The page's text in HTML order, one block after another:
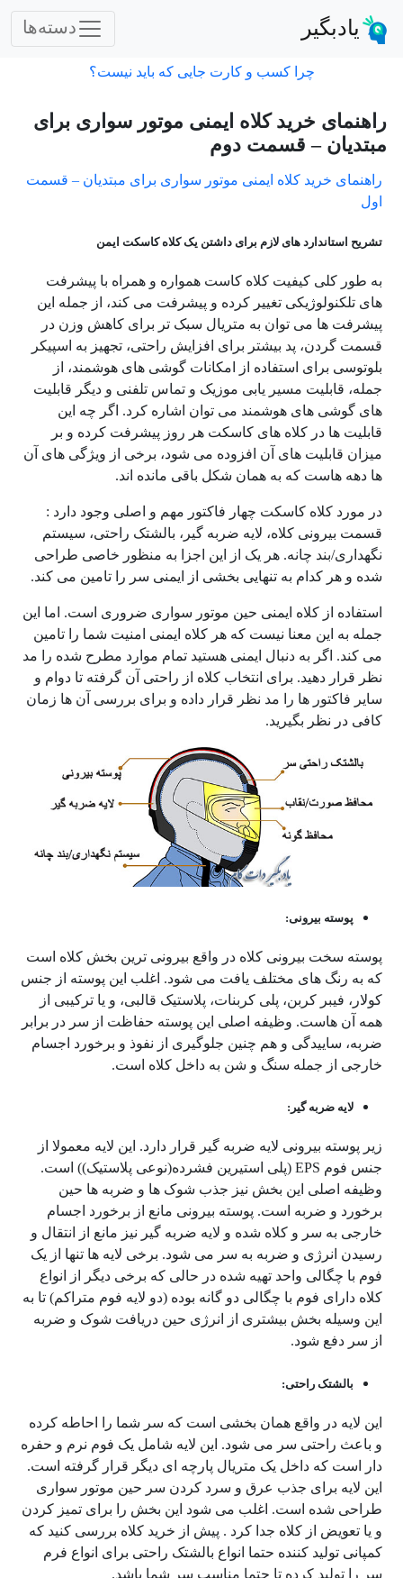
یادبگیر دسته‌ها
چرا کسب و کارت جایی که باید نیست؟
راهنمای خرید کلاه ایمنی موتور سواری برای
مبتدیان – قسمت دوم
راهنمای خرید کلاه ایمنی موتور سواری برای مبتدیان – قسمت
اول
تشریح استاندارد های لازم برای داشتن یک کلاه کاسکت ایمن
به طور کلی کیفیت کلاه کاست همواره و همراه با پیشرفت
های تلکنولوژیکی تغییر کرده و پیشرفت می کند، از جمله این
پیشرفت ها می توان به متریال سبک تر برای کاهش وزن در
قسمت گردن، پد بیشتر برای افزایش راحتی، تجهیز به اسپیکر
بلوتوسی برای استفاده از امکانات گوشی های هوشمند، از
جمله، قابلیت مسیر یابی موزیک و تماس تلفنی و دیگر قابلیت
های گوشی های هوشمند می توان اشاره کرد. اگر چه این
قابلیت ها در کلاه های کاسکت هر روز پیشرفت کرده و بر
میزان قابلیت های آن افزوده می شود، برخی از ویژگی های آن
ها دهه هاست که به همان شکل باقی مانده اند.
در مورد کلاه کاسکت چهار فاکتور مهم و اصلی وجود دارد :
قسمت بیرونی کلاه، لایه ضربه گیر، بالشتک راحتی، سیستم
نگهداری/بند چانه. هر یک از این اجزا به منظور خاصی طراحی
شده و هر کدام به تنهایی بخشی از ایمنی سر را تامین می کند.
استفاده از کلاه ایمنی حین موتور سواری ضروری است. اما این
جمله به این معنا نیست که هر کلاه ایمنی امنیت شما را تامین
می کند. اگر به دنبال ایمنی هستید تمام موارد مطرح شده را مد
نظر قرار دهید. برای انتخاب کلاه از راحتی آن گرفته تا دوام و
سایر فاکتور ها را مد نظر قرار داده و برای بررسی آن ها زمان
کافی در نظر بگیرید.
پوسته بیرونی:
پوسته سخت بیرونی کلاه در واقع بیرونی ترین بخش کلاه است
که به رنگ های مختلف یافت می شود. اغلب این پوسته از جنس
کولار، فیبر کربن، پلی کربنات، پلاستیک قالبی، و یا ترکیبی از
همه آن هاست. وظیفه اصلی این پوسته حفاظت از سر در برابر
ضربه، ساییدگی و هم چنین جلوگیری از نفوذ و برخورد اجسام
خارجی از جمله سنگ و شن به داخل کلاه است.
لایه ضربه گیر:
زیر پوسته بیرونی لایه ضربه گیر قرار دارد. این لایه معمولا از
جنس فوم EPS (پلی استیرین فشرده(نوعی پلاستیک)) است.
وظیفه اصلی این بخش نیز جذب شوک ها و ضربه ها حین
برخورد و ضربه است. پوسته بیرونی مانع از برخورد اجسام
خارجی به سر و کلاه شده و لایه ضربه گیر نیز مانع از انتقال و
رسیدن انرژی و ضربه به سر می شود. برخی لایه ها تنها از یک
فوم با چگالی واحد تهیه شده در حالی که برخی دیگر از انواع
کلاه دارای فوم با چگالی دو گانه بوده (دو لایه فوم متراکم) تا به
این وسیله بخش بیشتری از انرژی حین دریافت شوک و ضربه
از سر دفع شود.
بالشتک راحتی:
این لایه در واقع همان بخشی است که سر شما را احاطه کرده
و باعث راحتی سر می شود. این لایه شامل یک فوم نرم و حفره
دار است که داخل یک متریال پارچه ای دیگر قرار گرفته است.
این لایه برای جذب عرق و سرد کردن سر حین موتور سواری
طراحی شده است. اغلب می شود این بخش را برای تمیز کردن
و یا تعویض از کلاه جدا کرد . پیش از خرید کلاه بررسی کنید که
کمپانی تولید کننده حتما انواع بالشتک راحتی برای انواع فرم
سر را تولید کرده تا حتما مناسب سر شما باشد.